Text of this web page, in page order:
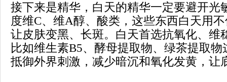
接下来是精华，白天的精华一定要避开光
度维C、维A醇、酸类，这些东西白天用
让皮肤变黑、长斑。白天首选抗氧化、维
比如维生素B5、酵母提取物、绿茶提取
抵御外界刺激，减少暗沉和氧化发黄，让